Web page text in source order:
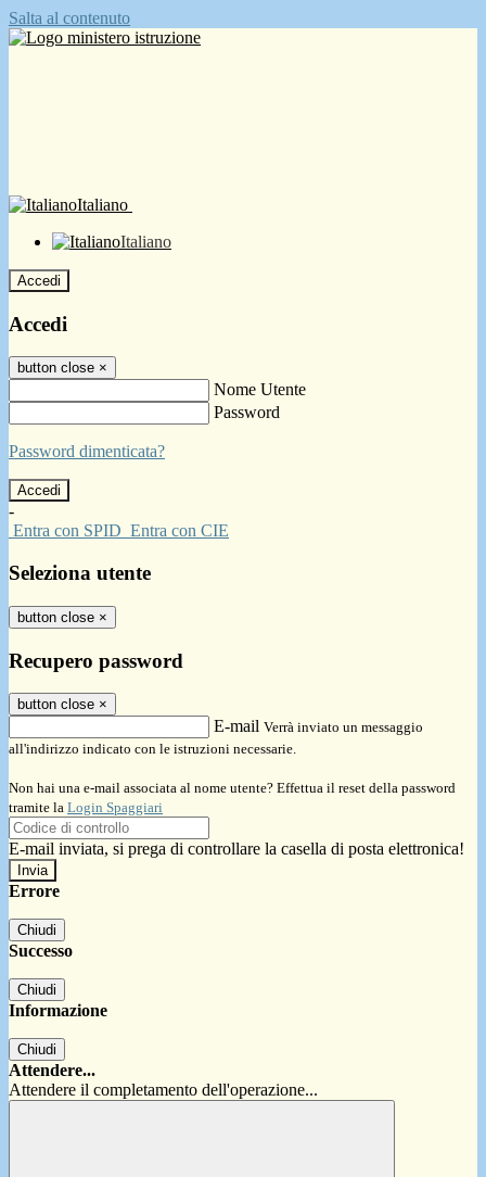
Salta al contenuto
Italiano
Italiano
Accedi
Accedi
button close ×
Nome Utente
Password
Password dimenticata?
-
Entra con SPID Entra con CIE
Seleziona utente
button close ×
Recupero password
button close ×
E-mail Verrà inviato un messaggio
all'indirizzo indicato con le istruzioni necessarie.
Non hai una e-mail associata al nome utente? Effettua il reset della password
tramite la Login Spaggiari
E-mail inviata, si prega di controllare la casella di posta elettronica!
Errore
Chiudi
Successo
Chiudi
Informazione
Chiudi
Attendere...
Attendere il completamento dell'operazione...